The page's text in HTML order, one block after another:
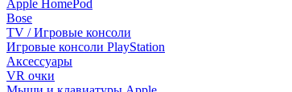
Apple HomePod
Bose
TV / Игровые консоли
Игровые консоли PlayStation
Аксессуары
VR очки